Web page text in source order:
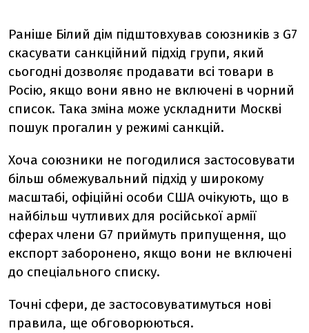
Раніше Білий дім підштовхував союзників з G7
скасувати санкційний підхід групи, який
сьогодні дозволяє продавати всі товари в
Росію, якщо вони явно не включені в чорний
список. Така зміна може ускладнити Москві
пошук прогалин у режимі санкцій.
Хоча союзники не погодилися застосовувати
більш обмежувальний підхід у широкому
масштабі, офіційні особи США очікують, що в
найбільш чутливих для російської армії
сферах члени G7 приймуть припущення, що
експорт заборонено, якщо вони не включені
до спеціального списку.
Точні сфери, де застосовуватимуться нові
правила, ще обговорюються.